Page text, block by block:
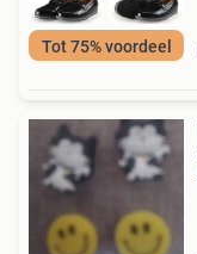
Tot 75% voordeel